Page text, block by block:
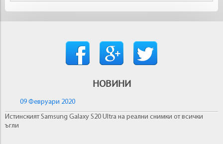
НОВИНИ
09 Февруари 2020
Истинският Samsung Galaxy S20 Ultra на реални снимки от всички
ъгли